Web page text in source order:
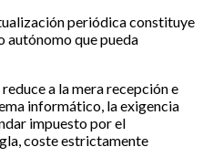
periódica constituye
que pueda
a la mera recepción e
informático, la exigencia
impuesto por el
coste estrictamente